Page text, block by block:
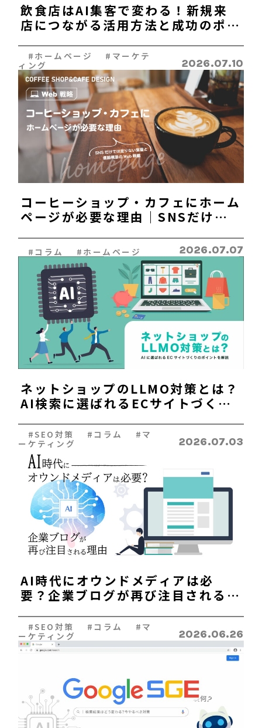
飲食店はAI集客で変わる！新規来
店につながる活用方法と成功のポイ
#ホームページ #マーケテ
ィング
2026.07.10
コーヒーショップ・カフェにホーム
ページが必要な理由｜SNSだけで
戦略
#コラム #ホームページ 2026.07.07
ネットショップのLLMO対策とは？
AI検索に選ばれるECサイトづくり
#SEO対策 #コラム #マ
ーケティング
2026.07.03
AI時代にオウンドメディアは必
要？企業ブログが再び注目される理
#SEO対策 #コラム #マ
ーケティング
2026.06.26